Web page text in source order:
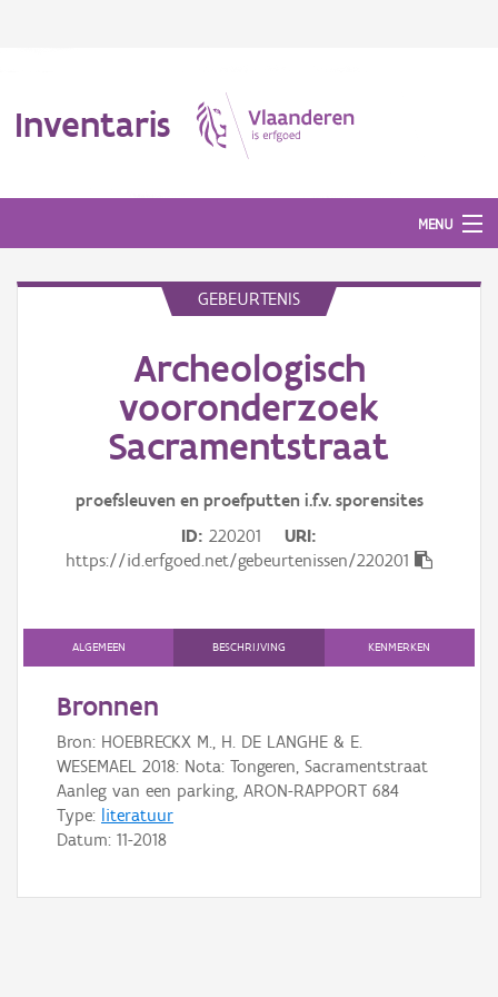
Inventaris
MENU
Aanduidingsobject
Gebeurtenis
Persoon of collectief
Hergebruik
Aanmelden
GEBEURTENIS
Archeologisch
vooronderzoek
Sacramentstraat
proefsleuven en proefputten i.f.v. sporensites
ID 220201
URI
https://id.erfgoed.net/gebeurtenissen/220201
ALGEMEEN BESCHRIJVING KENMERKEN
Bronnen
Bron: HOEBRECKX M., H. DE LANGHE & E.
WESEMAEL 2018: Nota: Tongeren, Sacramentstraat
Aanleg van een parking, ARON-RAPPORT 684
Type: literatuur
Datum: 11-2018